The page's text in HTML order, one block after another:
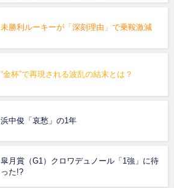
未勝利ルーキーが「深刻理由」で乗鞍激減
“金杯”で再現される波乱の結末とは？
浜中俊「哀愁」の1年
皐月賞（G1）クロワデュノール「1強」に待
った!?